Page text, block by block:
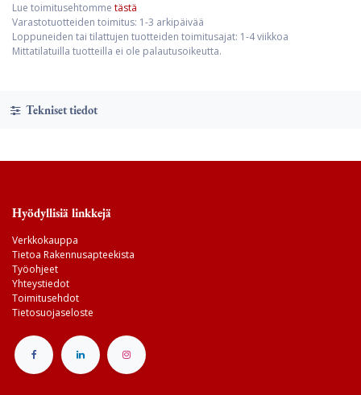
Lue toimitusehtomme tästä
Varastotuotteiden toimitus: 1-3 arkipäivää
Loppuneiden tai tilattujen tuotteiden toimitusajat: 1-4 viikkoa
Mittatilatuilla tuotteilla ei ole palautusoikeutta.
Tekniset tiedot
Hyödyllisiä linkkejä
Verkkokauppa
Tietoa Rakennusapteekista
Työohjeet
Yhteystiedot
Toimitusehdot
Tietosuojaseloste